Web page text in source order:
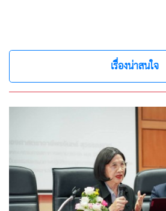
เรื่องน่าสนใจ